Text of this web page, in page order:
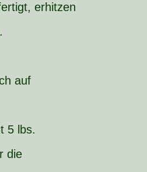
erhitzen
auf
5 lbs.
die